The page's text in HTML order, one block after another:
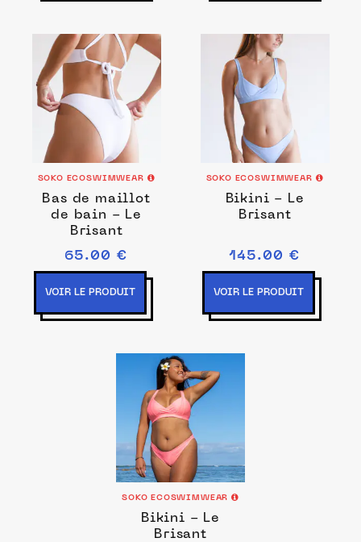
SOKO ECOSWIMWEAR
Bas de maillot
de bain - Le
Brisant
65.00 €
VOIR LE PRODUIT
SOKO ECOSWIMWEAR
Bikini - Le
Brisant
145.00 €
VOIR LE PRODUIT
SOKO ECOSWIMWEAR
Bikini - Le
Brisant